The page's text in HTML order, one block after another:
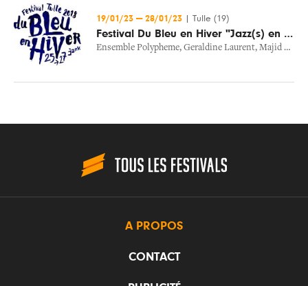
19/01/23 — 28/01/23 Tulle (19)
Festival Du Bleu en Hiver "Jazz(s) en Tête"
Ensemble Polypheme, Geraldine Laurent, Majid Bekkas
A PROPOS
CONTACT